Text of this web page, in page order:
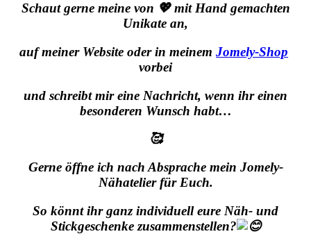
Schaut gerne meine von 💖 mit Hand gemachten
Unikate an,
auf meiner Website oder in meinem Jomely-Shop
vorbei
und schreibt mir eine Nachricht, wenn ihr einen
besonderen Wunsch habt…
🥰
Gerne öffne ich nach Absprache mein Jomely-
Nähatelier für Euch.
So könnt ihr ganz individuell eure Näh- und
Stickgeschenke zusammenstellen?